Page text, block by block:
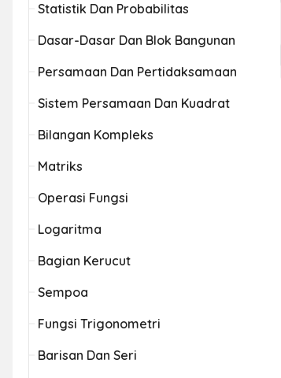
Statistik Dan Probabilitas
Dasar-Dasar Dan Blok Bangunan
Persamaan Dan Pertidaksamaan
Sistem Persamaan Dan Kuadrat
Bilangan Kompleks
Matriks
Operasi Fungsi
Logaritma
Bagian Kerucut
Sempoa
Fungsi Trigonometri
Barisan Dan Seri